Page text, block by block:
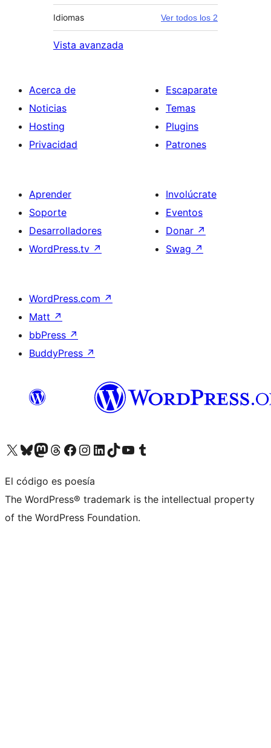
Idiomas Ver todos los 2
Vista avanzada
Acerca de
Noticias
Hosting
Privacidad
Escaparate
Temas
Plugins
Patrones
Aprender
Soporte
Desarrolladores
WordPress.tv ↗
Involúcrate
Eventos
Donar ↗
Swag ↗
WordPress.com ↗
Matt ↗
bbPress ↗
BuddyPress ↗
Visita nuestra cuenta de X (anteriormente Twitter)
Visita nuestra cuenta de Bluesky
Visita nuestra cuenta de Mastodon
Visita nuestra cuenta de Threads
Visita nuestra página de Facebook
Visita nuestra cuenta de Instagram
Visita nuestra cuenta de LinkedIn
Visita nuestra cuenta de TikTok
Visita nuestro canal de YouTube
Visita nuestra cuenta de Tumblr
El código es poesía
The WordPress® trademark is the intellectual property
of the WordPress Foundation.